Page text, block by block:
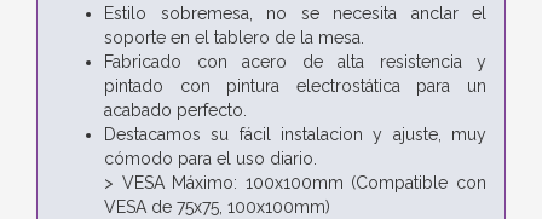
Estilo sobremesa, no se necesita anclar el
soporte en el tablero de la mesa.
Fabricado con acero de alta resistencia y
pintado con pintura electrostática para un
acabado perfecto.
Destacamos su fácil instalacion y ajuste, muy
cómodo para el uso diario.
> VESA Máximo: 100x100mm (Compatible con
VESA de 75x75, 100x100mm)